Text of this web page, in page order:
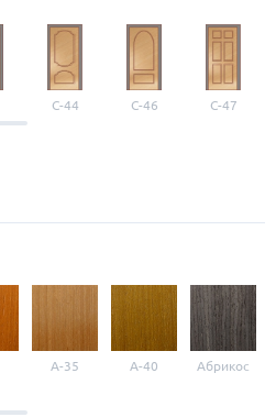
С-44 С-46 С-47
A-35 A-40 Абрикос